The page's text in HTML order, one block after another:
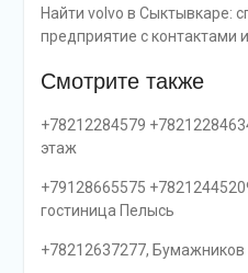
Найти volvo в Сыктывкаре:
предприятие с контактами
Смотрите также
+78212284579
этаж
+79128665575
гостиница Пелысь
+78212637277, Бумажников